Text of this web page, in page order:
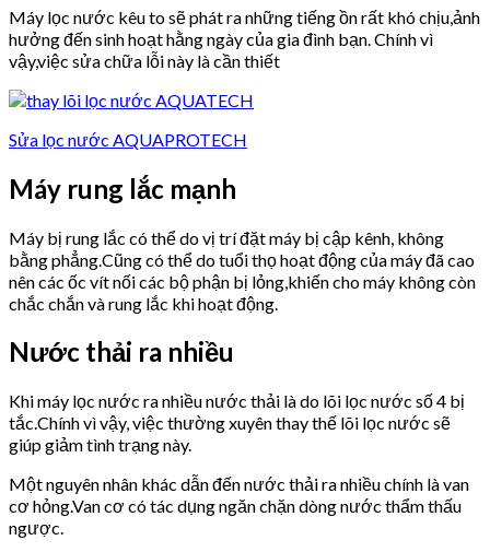
Máy lọc nước kêu to sẽ phát ra những tiếng ồn rất khó chịu,ảnh
hưởng đến sinh hoạt hằng ngày của gia đình bạn. Chính vì
vậy,việc sửa chữa lỗi này là cần thiết
Sửa lọc nước AQUAPROTECH
Máy rung lắc mạnh
Máy bị rung lắc có thể do vị trí đặt máy bị cập kênh, không
bằng phẳng.Cũng có thể do tuổi thọ hoạt động của máy đã cao
nên các ốc vít nối các bộ phận bị lỏng,khiến cho máy không còn
chắc chắn và rung lắc khi hoạt động.
Nước thải ra nhiều
Khi máy lọc nước ra nhiều nước thải là do lõi lọc nước số 4 bị
tắc.Chính vì vậy, việc thường xuyên thay thế lõi lọc nước sẽ
giúp giảm tình trạng này.
Một nguyên nhân khác dẫn đến nước thải ra nhiều chính là van
cơ hỏng.Van cơ có tác dụng ngăn chặn dòng nước thẩm thấu
ngược.